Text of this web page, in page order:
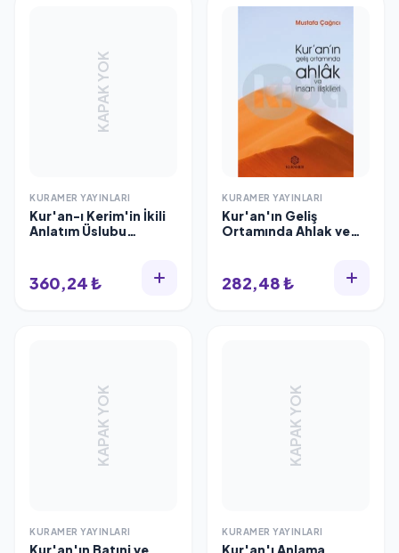
KAPAK YOK
KURAMER YAYINLARI
Kur'an-ı Kerim'in İkili
Anlatım Üslubu
360,24 ₺
KURAMER YAYINLARI
Kur'an'ın Geliş
Ortamında Ahlak ve
282,48 ₺
KAPAK YOK
KURAMER YAYINLARI
Kur'an'ın Batıni ve
KAPAK YOK
KURAMER YAYINLARI
Kur'an'ı Anlama